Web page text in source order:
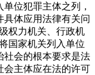
位犯罪主体之列，
具体应用法律有关问
权力机关、行政机
国家机关列入单位
社会的根本要求是法
会主体应在法的许可